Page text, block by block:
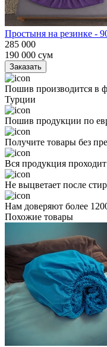
Простыня на резинке -
285 000
190 000 сум
Заказать
Пошив производится в
Турции
Пошив продукции по
Получите товары без
Вся продукция
Не выцветает после
Нам доверяют более
Похожие товары